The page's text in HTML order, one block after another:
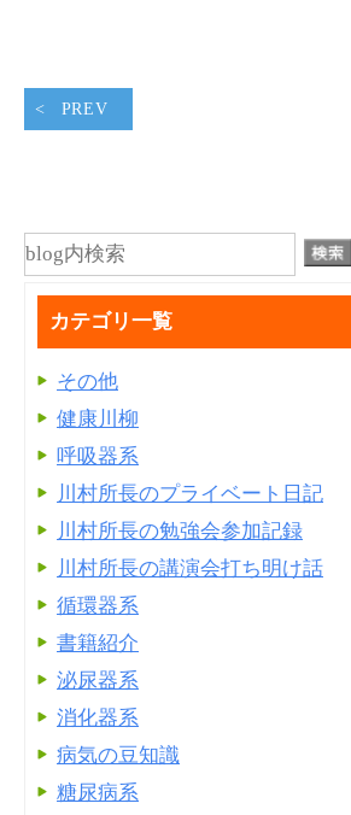
PREV
カテゴリ一覧
その他
健康川柳
呼吸器系
川村所長のプライベート日記
川村所長の勉強会参加記録
川村所長の講演会打ち明け話
循環器系
書籍紹介
泌尿器系
消化器系
病気の豆知識
糖尿病系